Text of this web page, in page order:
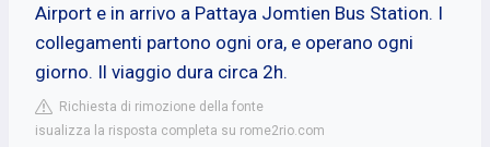
Airport e in arrivo a Pattaya Jomtien Bus Station. I
collegamenti partono ogni ora, e operano ogni
giorno. Il viaggio dura circa 2h.
Richiesta di rimozione della fonte
isualizza la risposta completa su rome2rio.com